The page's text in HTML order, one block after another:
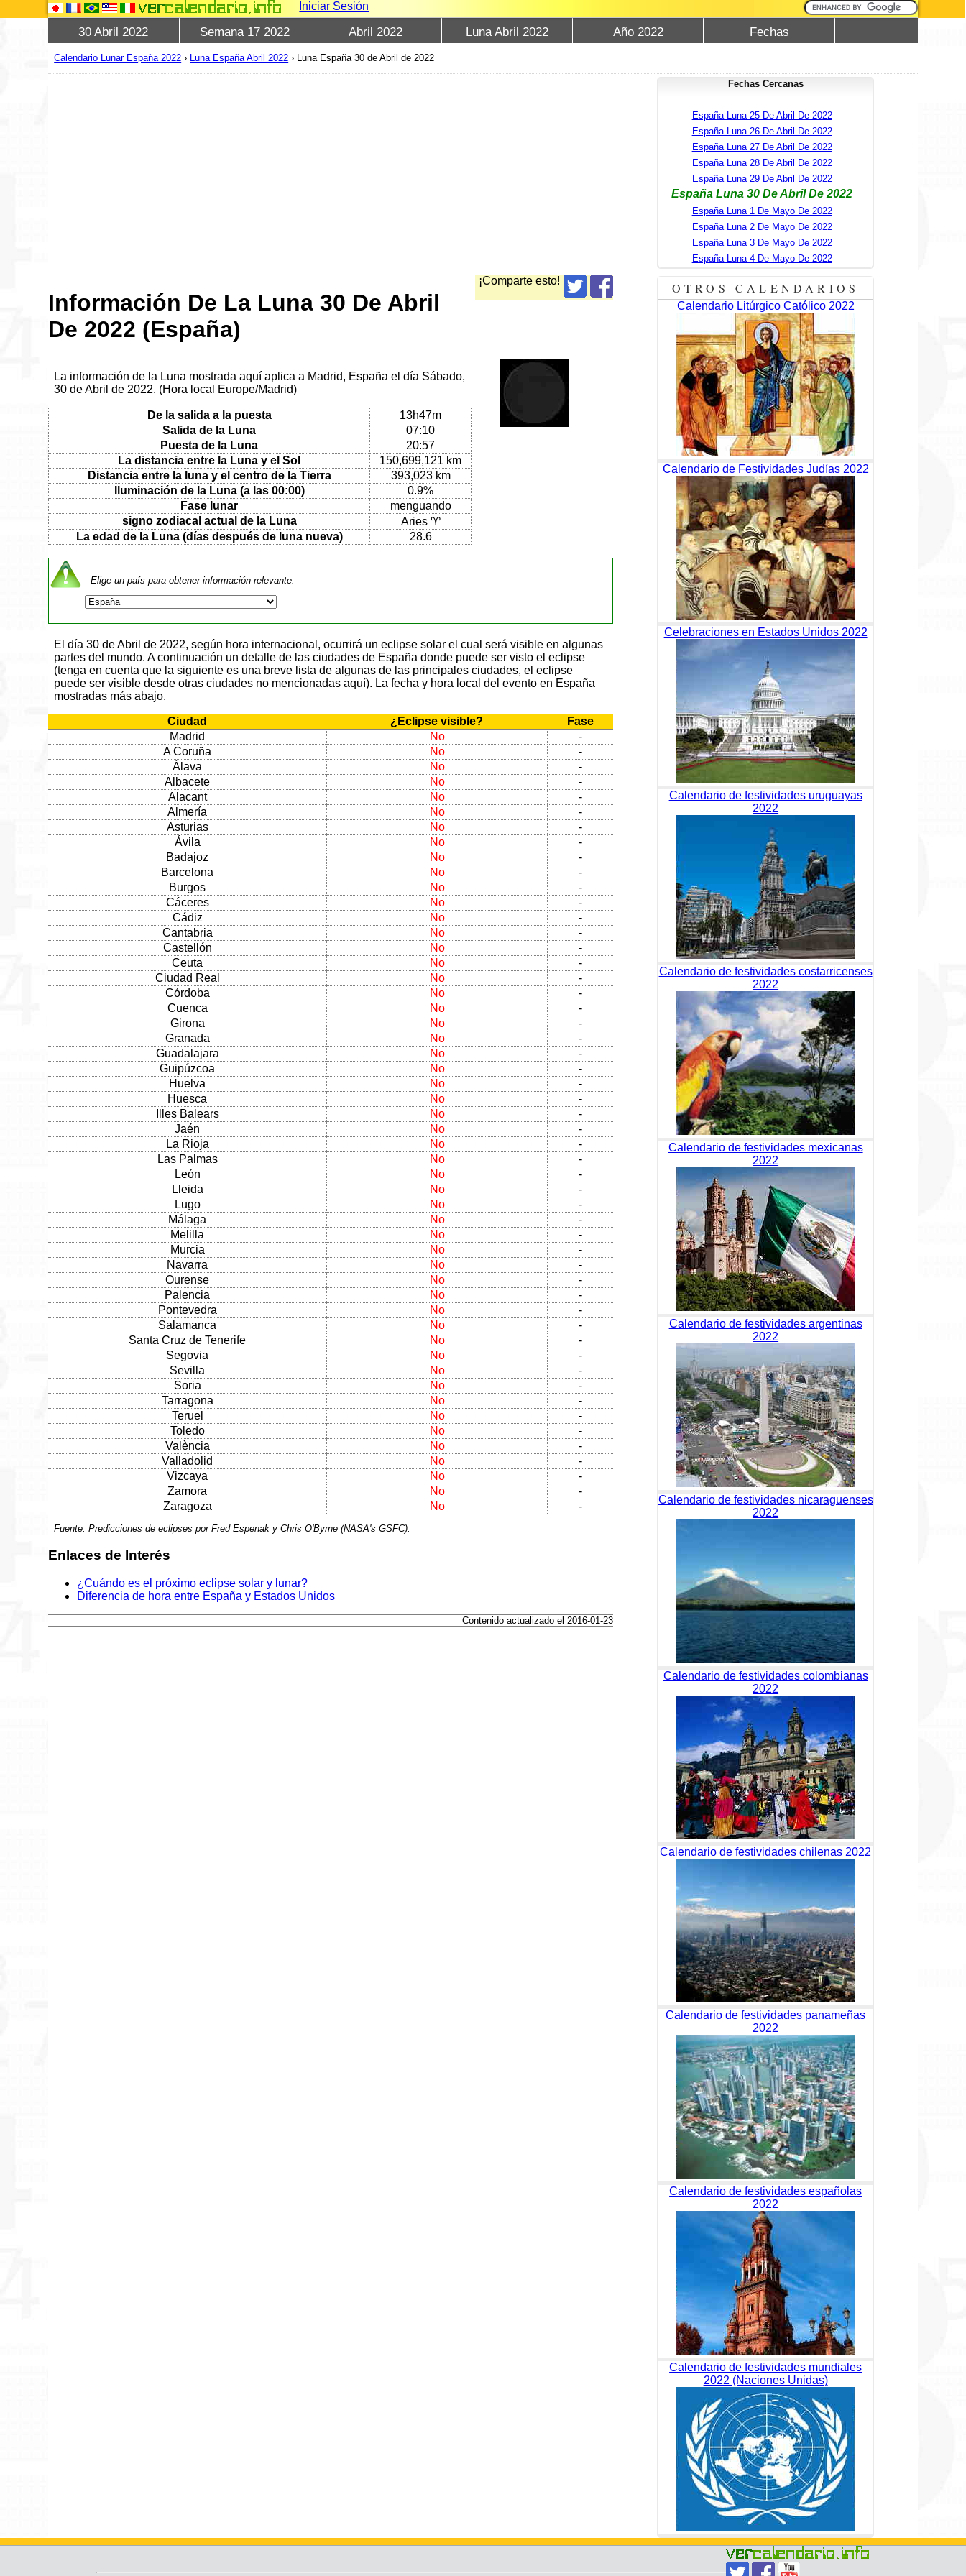
Iniciar Sesión
30 Abril 2022 Semana 17 2022 Abril 2022 Luna Abril 2022 Año 2022 Fechas
Calendario Lunar España 2022 › Luna España Abril 2022 › Luna España 30 de Abril de 2022
¡Comparte esto!
Información De La Luna 30 De Abril
De 2022 (España)
La información de la Luna mostrada aquí aplica a Madrid, España el día Sábado,
30 de Abril de 2022. (Hora local Europe/Madrid)
De la salida a la puesta
13h47m
Salida de la Luna
07:10
Puesta de la Luna
20:57
La distancia entre la Luna y el Sol
150,699,121 km
Distancia entre la luna y el centro de la Tierra
393,023 km
Iluminación de la Luna (a las 00:00)
0.9%
Fase lunar
menguando
signo zodiacal actual de la Luna
Aries ♈
La edad de la Luna (días después de luna nueva)
28.6
Elige un país para obtener información relevante:
El día 30 de Abril de 2022, según hora internacional, ocurrirá un eclipse solar el cual será visible en algunas
partes del mundo. A continuación un detalle de las ciudades de España donde puede ser visto el eclipse
(tenga en cuenta que la siguiente es una breve lista de algunas de las principales ciudades, el eclipse
puede ser visible desde otras ciudades no mencionadas aquí). La fecha y hora local del evento en España
mostradas más abajo.
Ciudad ¿Eclipse visible?
Fase
Madrid
No
-
A Coruña
No
-
Álava
No
-
Albacete
No
-
Alacant
No
-
Almería
No
-
Asturias
No
-
Ávila
No
-
Badajoz
No
-
Barcelona
No
-
Burgos
No
-
Cáceres
No
-
Cádiz
No
-
Cantabria
No
-
Castellón
No
-
Ceuta
No
-
Ciudad Real
No
-
Córdoba
No
-
Cuenca
No
-
Girona
No
-
Granada
No
-
Guadalajara
No
-
Guipúzcoa
No
-
Huelva
No
-
Huesca
No
-
Illes Balears
No
-
Jaén
No
-
La Rioja
No
-
Las Palmas
No
-
León
No
-
Lleida
No
-
Lugo
No
-
Málaga
No
-
Melilla
No
-
Murcia
No
-
Navarra
No
-
Ourense
No
-
Palencia
No
-
Pontevedra
No
-
Salamanca
No
-
Santa Cruz de Tenerife
No
-
Segovia
No
-
Sevilla
No
-
Soria
No
-
Tarragona
No
-
Teruel
No
-
Toledo
No
-
València
No
-
Valladolid
No
-
Vizcaya
No
-
Zamora
No
-
Zaragoza
No -
Fuente: Predicciones de eclipses por Fred Espenak y Chris O'Byrne (NASA's GSFC).
Enlaces de Interés
¿Cuándo es el próximo eclipse solar y lunar?
Diferencia de hora entre España y Estados Unidos
Contenido actualizado el 2016-01-23
Fechas Cercanas
España Luna 25 De Abril De 2022
España Luna 26 De Abril De 2022
España Luna 27 De Abril De 2022
España Luna 28 De Abril De 2022
España Luna 29 De Abril De 2022
España Luna 30 De Abril De 2022
España Luna 1 De Mayo De 2022
España Luna 2 De Mayo De 2022
España Luna 3 De Mayo De 2022
España Luna 4 De Mayo De 2022
OTROS CALENDARIOS
Calendario Litúrgico Católico 2022
Calendario de Festividades Judías 2022
Celebraciones en Estados Unidos 2022
Calendario de festividades uruguayas
2022
Calendario de festividades costarricenses
2022
Calendario de festividades mexicanas
2022
Calendario de festividades argentinas
2022
Calendario de festividades nicaraguenses
2022
Calendario de festividades colombianas
2022
Calendario de festividades chilenas 2022
Calendario de festividades panameñas
2022
Calendario de festividades españolas
2022
Calendario de festividades mundiales
2022 (Naciones Unidas)